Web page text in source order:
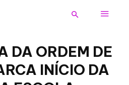
DA ORDEM DE
INÍCIO DA